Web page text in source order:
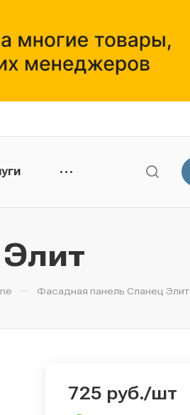
— Фасадная панель Сланец Элит
725 руб./шт